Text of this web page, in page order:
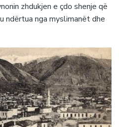
zhdukjen e çdo shenje që
ndërtua nga myslimanët dhe